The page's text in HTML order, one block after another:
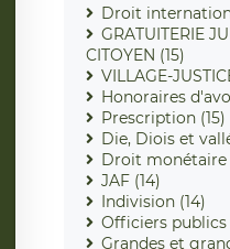
Droit
GRATUITERIE
CITOYEN (15)
VILLAGE-
Honoraires
Prescription (15)
Die, Diois et
Droit monétaire
JAF (14)
Indivision (14)
Officiers publics
Grandes et